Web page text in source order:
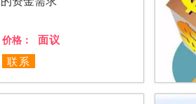
价格：
面议
联系